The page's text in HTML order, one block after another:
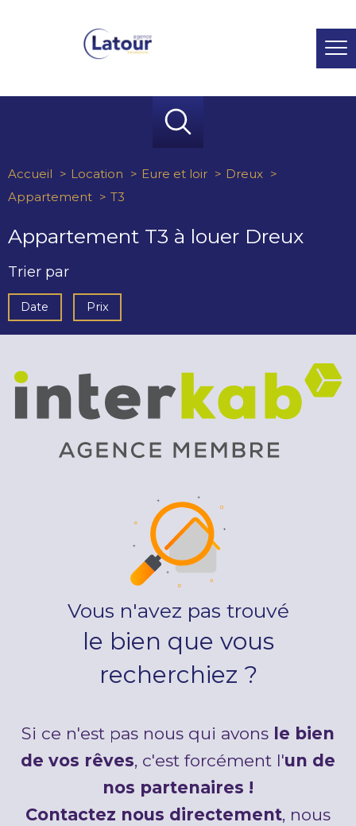
Accueil Location Eure et loir
Dreux
Appartement
T3
Appartement T3 à louer Dreux
Trier par
Date Prix
Vous n'avez pas trouvé
le bien que vous
recherchiez ?
Si ce n'est pas nous qui avons le bien
de vos rêves, c'est forcément l'un de
nos partenaires !
Contactez nous directement, nous